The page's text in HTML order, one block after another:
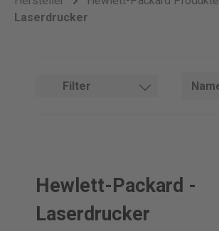
Laserdrucker
Filter
Hewlett-Packard -
Laserdrucker